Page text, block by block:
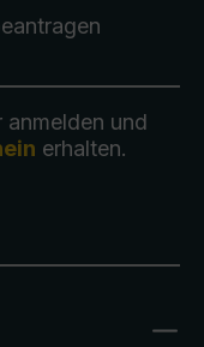
und
erhalten.